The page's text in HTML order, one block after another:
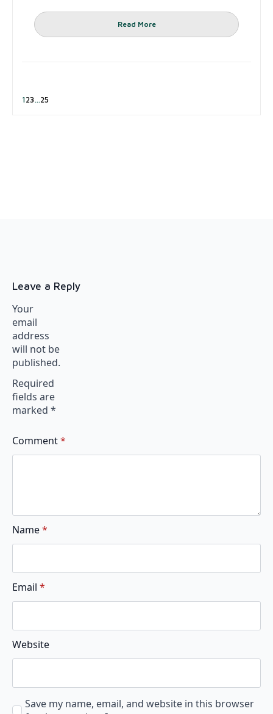
Read More
123…25
Leave a Reply
Your
email
address
will not be
published.
Required
fields are
marked *
Comment*
Name*
Email *
Website
Save my name, email, and website in this browser